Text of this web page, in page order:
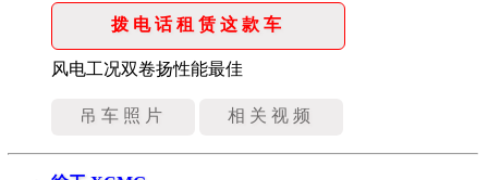
拨电话租赁这款车
风电工况双卷扬性能最佳
吊车照片 相关视频